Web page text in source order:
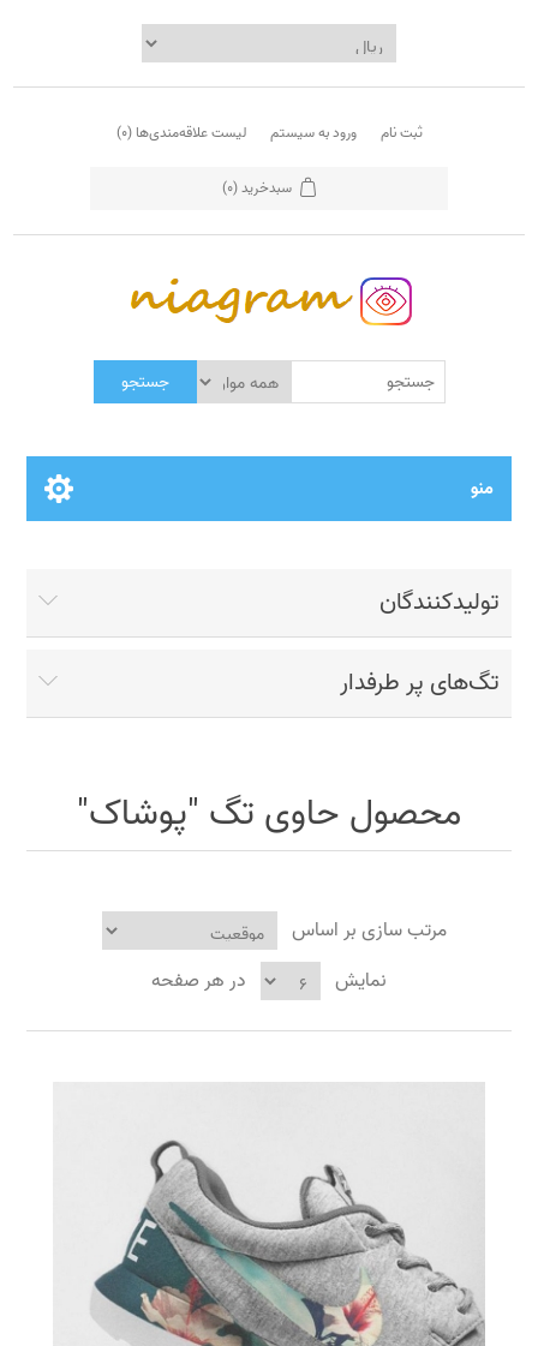
ثبت نام ورود به سیستم لیست علاقه‌مندی‌ها (0)
سبدخرید(0)
جستجو
منو
تولیدکنندگان
تگ‌های پر طرفدار
محصول حاوی تگ "پوشاک"
مرتب سازی بر اساس
نمایش
در هر صفحه